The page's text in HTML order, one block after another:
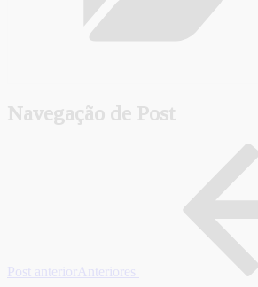
Navegação de Post
Post anterior Anteriores